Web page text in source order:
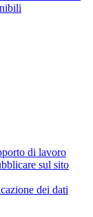
di lavoro
sul sito
dei dati